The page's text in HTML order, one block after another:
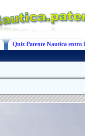
Quiz Patente Nautica entro